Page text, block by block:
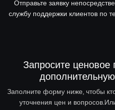
Отправьте заявку
службу поддержки клиентов по
Запросите
Заполните форму ниже, чтобы
уточнения цен и